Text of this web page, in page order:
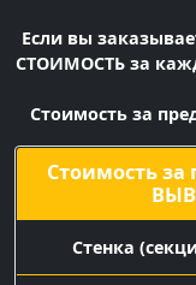
Если вы
СТОИМОСТЬ за
Стоимость за
Стоимость
Cтенка